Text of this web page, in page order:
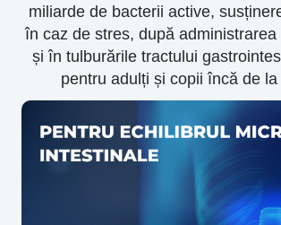
miliarde de bacterii active,
în caz de stres, după
și în tulburările tractului
pentru adulți și copii încă de la